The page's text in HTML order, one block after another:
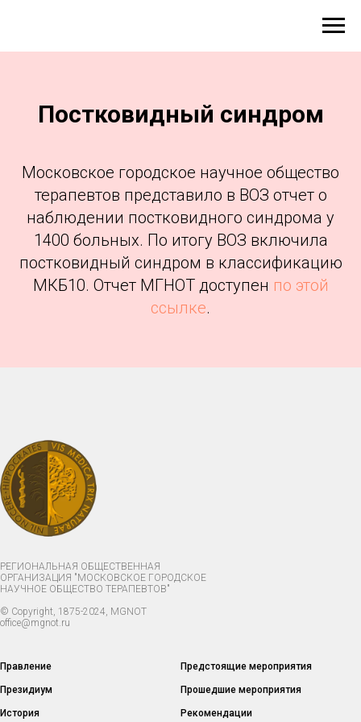
Постковидный синдром
Московское городское научное общество
терапевтов представило в ВОЗ отчет о
наблюдении постковидного синдрома у
1400 больных. По итогу ВОЗ включила
постковидный синдром в классификацию
МКБ10. Отчет МГНОТ доступен по этой
ссылке.
РЕГИОНАЛЬНАЯ ОБЩЕСТВЕННАЯ
ОРГАНИЗАЦИЯ "МОСКОВСКОЕ ГОРОДСКОЕ
НАУЧНОЕ ОБЩЕСТВО ТЕРАПЕВТОВ"
© Copyright, 1875-2024, MGNOT
office@mgnot.ru
Правление
Президиум
История
Предстоящие мероприятия
Прошедшие мероприятия
Рекомендации